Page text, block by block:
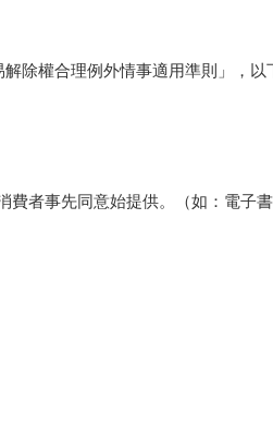
除權合理例外情事適用準則」，
者事先同意始提供。（如：電子